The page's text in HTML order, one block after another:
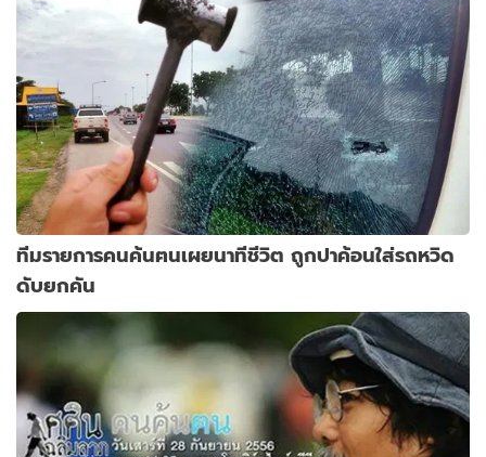
ทีมรายการคนค้นฅนเผยนาทีชีวิต ถูกปาค้อนใส่รถหวิด
ดับยกคัน